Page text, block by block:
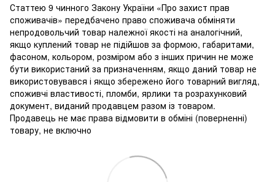
Статтею 9 чинного Закону України «Про захист прав
споживачів» передбачено право споживача обміняти
непродовольчий товар належної якості на аналогічний,
якщо куплений товар не підійшов за формою, габаритами,
фасоном, кольором, розміром або з інших причин не може
бути використаний за призначенням, якщо даний товар не
використовувався і якщо збережено його товарний вигляд,
споживчі властивості, пломби, ярлики та розрахунковий
документ, виданий продавцем разом із товаром.
Продавець не має права відмовити в обміні (поверненні)
товару, не включно